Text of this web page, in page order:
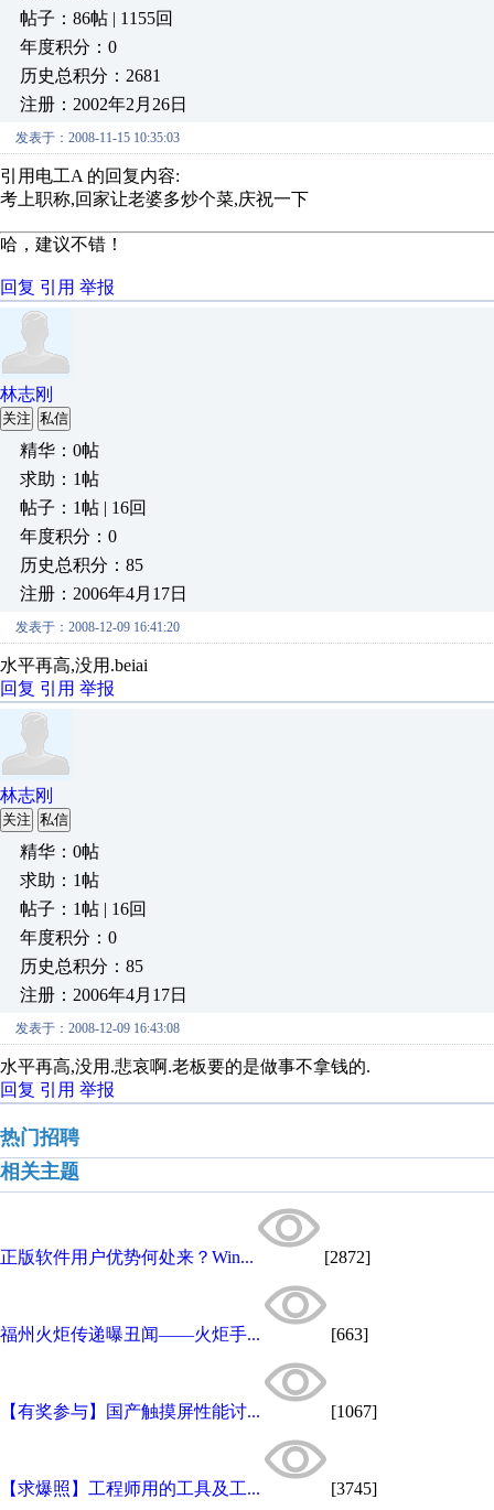
帖子：86帖 | 1155回
年度积分：0
历史总积分：2681
注册：2002年2月26日
发表于：2008-11-15 10:35:03
引用电工A 的回复内容:
考上职称,回家让老婆多炒个菜,庆祝一下
哈，建议不错！
回复 引用 举报
林志刚
关注 私信
精华：0帖
求助：1帖
帖子：1帖 | 16回
年度积分：0
历史总积分：85
注册：2006年4月17日
发表于：2008-12-09 16:41:20
水平再高,没用.beiai
回复 引用 举报
林志刚
关注 私信
精华：0帖
求助：1帖
帖子：1帖 | 16回
年度积分：0
历史总积分：85
注册：2006年4月17日
发表于：2008-12-09 16:43:08
水平再高,没用.悲哀啊.老板要的是做事不拿钱的.
回复 引用 举报
热门招聘
相关主题
正版软件用户优势何处来？Win... [2872]
福州火炬传递曝丑闻——火炬手... [663]
【有奖参与】国产触摸屏性能讨... [1067]
【求爆照】工程师用的工具及工... [3745]